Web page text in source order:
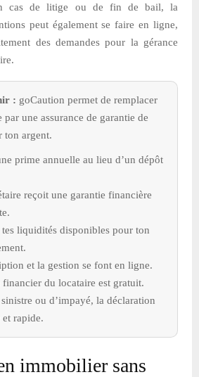
cas de litige ou de fin de bail, la
peut également se faire en ligne,
des demandes pour la gérance
: goCaution permet de remplacer
une assurance de garantie de
ton argent.
prime annuelle au lieu d’un dépôt
reçoit une garantie financière
tes liquidités disponibles pour ton
et la gestion se font en ligne.
financier du locataire est gratuit.
ou d’impayé, la déclaration
et rapide.
immobilier sans